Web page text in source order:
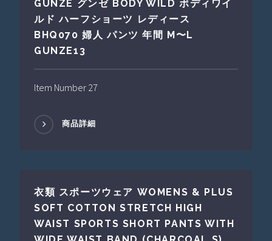
GUNZE グンゼ BODY WILD ボディワイ
ルド ハーフショーツ レディース
BHQ070 婦人 パンツ 年間 M〜L
GUNZE13
Item Number 27
商品詳細
衣類 スポーツウェア WOMENS & PLUS
SOFT COTTON STRETCH HIGH
WAIST SPORTS SHORT PANTS WITH